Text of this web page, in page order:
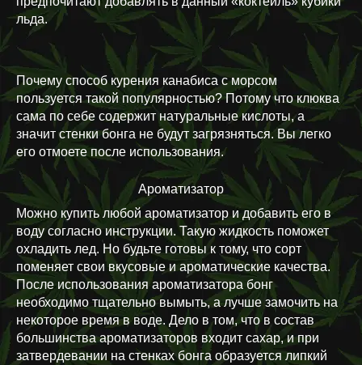
льда.
Почему способ курения канабиса с морсом
пользуется такой популярностью? Потому что клюква
сама по себе содержит натуральные кислоты, а
значит стенки бонга не будут загрязняться. Вы легко
его отмоете после использования.
Ароматизатор
Можно купить любой ароматизатор и добавить его в
воду согласно инструкции. Такую жидкость поможет
охладить лед. Но будьте готовы к тому, что сорт
поменяет свои вкусовые и ароматические качества.
После использования ароматизатора бонг
необходимо тщательно вымыть, а лучше замочить на
некоторое время в воде. Дело в том, что в состав
большинства ароматизаторов входит сахар, и при
затвердевании на стенках бонга образуется липкий